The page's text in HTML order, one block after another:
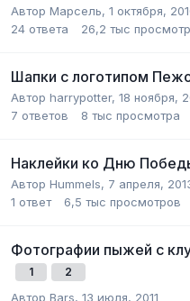
Автор Марсель, 1 октября,
24 ответа 26,2 тыс
Шапки с логотипом
Автор harrypotter, 18 ноября,
7 ответов 8 тыс просмотра
Наклейки ко Дню
Автор Hummels, 7 апреля,
1 ответ 6,5 тыс просмотров
Фотографии пыжей с
1 2
Автор Bars, 13 июля, 2011